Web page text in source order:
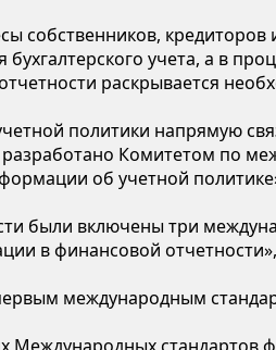
собственников,
учета, а в
раскрывается
политики напрямую
Комитетом по
об учетной
были включены три
в финансовой
международным